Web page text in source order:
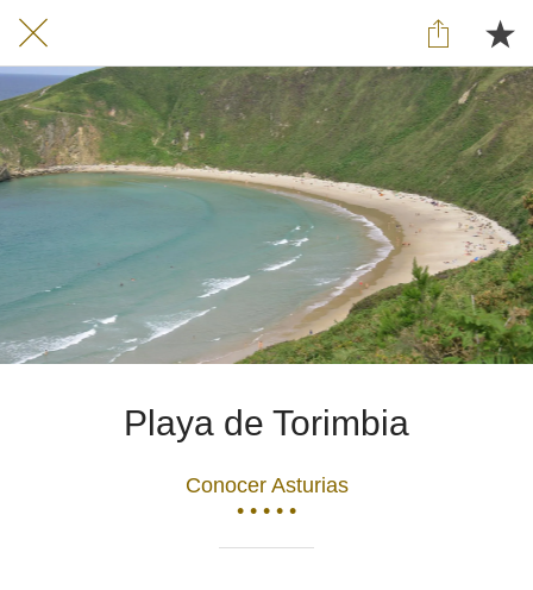
Playa de Torimbia
Conocer Asturias
• • • • •